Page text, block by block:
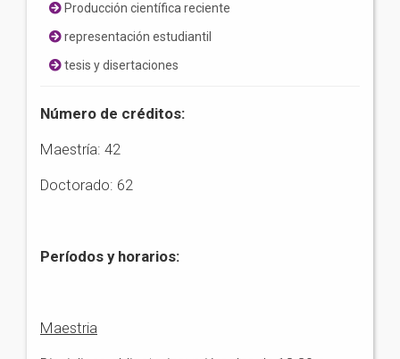
Producción científica reciente
representación estudiantil
tesis y disertaciones
Número de créditos:
Maestría: 42
Doctorado: 62
Períodos y horarios:
Maestria